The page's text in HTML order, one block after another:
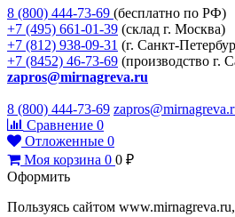
8 (800) 444-73-69 (бесплатно по РФ)
+7 (495) 661-01-39 (склад г. Москва)
+7 (812) 938-09-31 (г. Санкт-
+7 (8452) 46-73-69 (производство г.
zapros@mirnagreva.ru
8 (800) 444-73-69
Сравнение 0
Отложенные 0
Моя корзина 0 0 ₽
Оформить
Пользуясь сайтом